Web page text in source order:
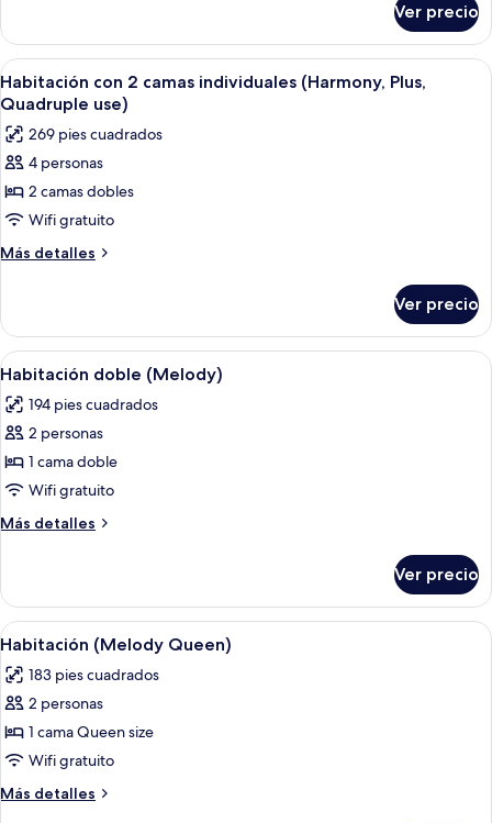
(Harmony,
Plus,
Triple
Use)
con
camas
individuales
(Harmony,
Plus,
Triple
Ver precio
Abrir
todas
las
fotos
de
Habitación
con
2
(Harmony,
Plus,
Quadruple
use)
Una habitación de hotel con dos
5
Habitación con 2 camas individuales (Harmony, Plus,
Quadruple use)
269 pies cuadrados
4 personas
2 camas dobles
Wifi gratuito
Más detalles
Más
con
camas
(Harmony,
Plus,
use)
Ver precio
Abrir
todas
las
fotos
de
Habitación
doble
(Melody)
Una habitación de hotel moderna
5
Habitación doble (Melody)
194 pies cuadrados
2 personas
1 cama doble
Wifi gratuito
Más detalles
Más
doble
(Melody)
Ver precio
Abrir
todas
las
fotos
de
Habitación
(Melody
Queen)
Habitación de hotel con una cama
4
Habitación (Melody Queen)
183 pies cuadrados
2 personas
1 cama Queen size
Wifi gratuito
Más detalles
Más